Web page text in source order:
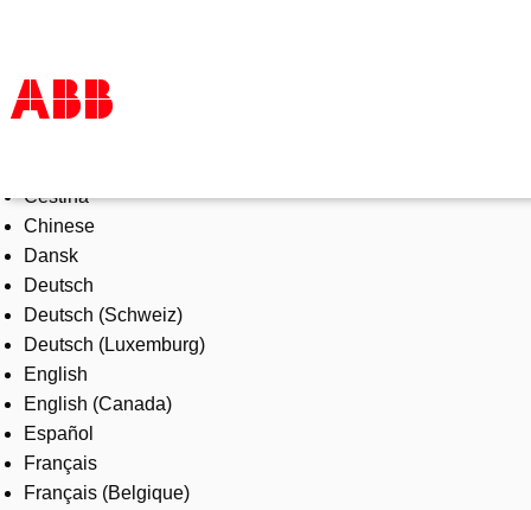
Products & Solutions
Industries
Services
About us
Where to buy
Contact us
Careers
Čeština
Chinese
Dansk
Deutsch
Deutsch (Schweiz)
Deutsch (Luxemburg)
English
English (Canada)
Español
Français
Français (Belgique)